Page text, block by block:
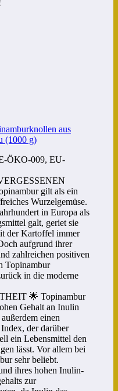
aus
(1000 g)
ÖKO-009, EU-
gilt als ein
Wurzelgemüse.
in Europa als
galt, geriet sie
der Kartoffel immer
aufgrund ihrer
zahlreichen positiven
Topinambur
in die moderne
🌟 Topinambur
Gehalt an Inulin
einen
der darüber
ein Lebensmittel den
lässt. Vor allem bei
sehr beliebt.
ihres hohen Inulin-
zur